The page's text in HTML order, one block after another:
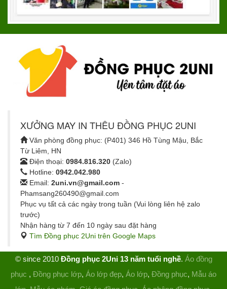
XƯỞNG MAY IN THÊU ĐỒNG PHỤC 2UNI
Văn phòng đồng phục: (P401) 346 Hồ Tùng Mậu, Bắc
Từ Liêm, HN
Điện thoại: 0984.816.320 (Zalo)
Hotline: 0942.042.980
Email: 2uni.vn@gmail.com -
Phamsang260490@gmail.com
Phục vụ tất cả các ngày trong tuần (Vui lòng liên hệ zalo
trước)
Nhận hàng từ 7 đến 10 ngày sau đặt hàng
Tìm Đồng phục 2Uni trên Google Maps
© since 2010 Đồng phục 2Uni 13 năm tuổi nghề. Áo đồng
phục , Đồng phục lớp, Áo lớp đẹp, Áo lớp, Đồng phục, Mẫu áo